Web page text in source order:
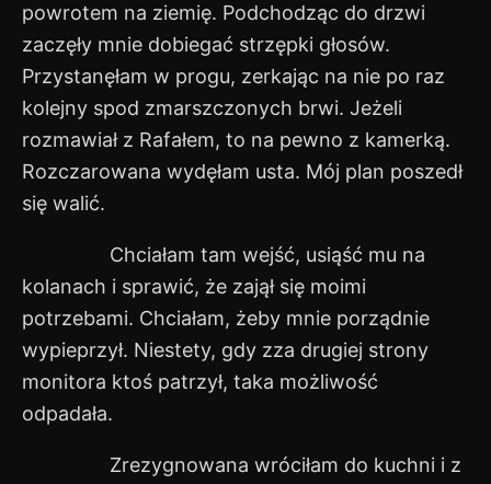
powrotem na ziemię. Podchodząc do drzwi
zaczęły mnie dobiegać strzępki głosów.
Przystanęłam w progu, zerkając na nie po raz
kolejny spod zmarszczonych brwi. Jeżeli
rozmawiał z Rafałem, to na pewno z kamerką.
Rozczarowana wydęłam usta. Mój plan poszedł
się walić.
Chciałam tam wejść, usiąść mu na
kolanach i sprawić, że zajął się moimi
potrzebami. Chciałam, żeby mnie porządnie
wypieprzył. Niestety, gdy zza drugiej strony
monitora ktoś patrzył, taka możliwość
odpadała.
Zrezygnowana wróciłam do kuchni i z